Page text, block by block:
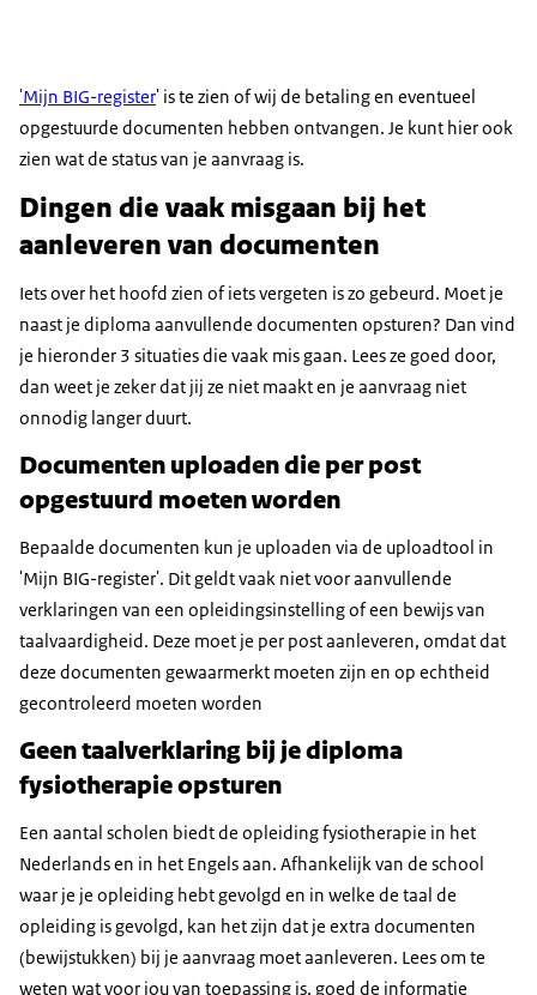
'Mijn BIG-register' is te zien of wij de betaling en eventueel
opgestuurde documenten hebben ontvangen. Je kunt hier ook
zien wat de status van je aanvraag is.
Dingen die vaak misgaan bij het
aanleveren van documenten
Iets over het hoofd zien of iets vergeten is zo gebeurd. Moet je
naast je diploma aanvullende documenten opsturen? Dan vind
je hieronder 3 situaties die vaak mis gaan. Lees ze goed door,
dan weet je zeker dat jij ze niet maakt en je aanvraag niet
onnodig langer duurt.
Documenten uploaden die per post
opgestuurd moeten worden
Bepaalde documenten kun je uploaden via de uploadtool in
'Mijn BIG-register'. Dit geldt vaak niet voor aanvullende
verklaringen van een opleidingsinstelling of een bewijs van
taalvaardigheid. Deze moet je per post aanleveren, omdat dat
deze documenten gewaarmerkt moeten zijn en op echtheid
gecontroleerd moeten worden
Geen taalverklaring bij je diploma
fysiotherapie opsturen
Een aantal scholen biedt de opleiding fysiotherapie in het
Nederlands en in het Engels aan. Afhankelijk van de school
waar je je opleiding hebt gevolgd en in welke de taal de
opleiding is gevolgd, kan het zijn dat je extra documenten
(bewijstukken) bij je aanvraag moet aanleveren. Lees om te
weten wat voor jou van toepassing is, goed de informatie